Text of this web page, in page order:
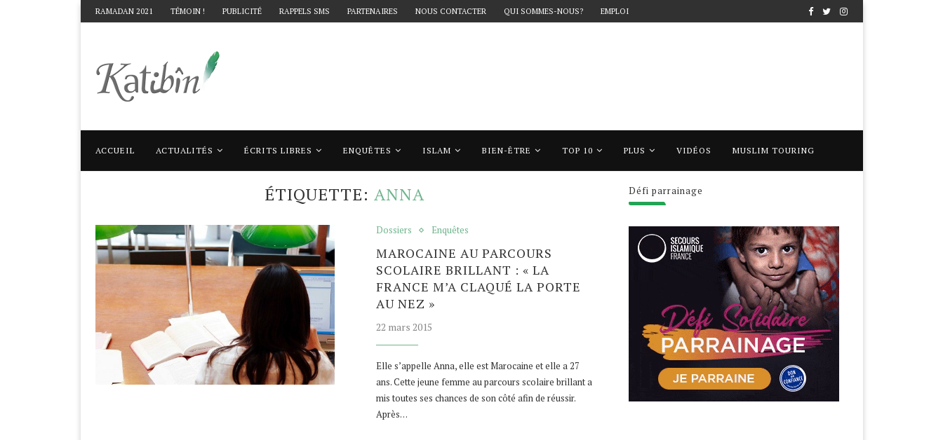
RAMADAN 2021 TÉMOIN ! PUBLICITÉ RAPPELS SMS PARTENAIRES NOUS CONTACTER QUI SOMMES-NOUS? EMPLOI
ACCUEIL ACTUALITÉS ÉCRITS LIBRES ENQUÊTES ISLAM BIEN-ÊTRE TOP 10 PLUS VIDÉOS MUSLIM TOURING
Accueil Mots clés Articles taggés avec "Anna"
ÉTIQUETTE:ANNA
Dossiers Enquêtes
MAROCAINE AU PARCOURS
SCOLAIRE BRILLANT : « LA
FRANCE M’A CLAQUÉ LA PORTE
AU NEZ »
22 mars 2015
Elle s’appelle Anna, elle est Marocaine et elle a 27
ans. Cette jeune femme au parcours scolaire brillant a
mis toutes ses chances de son côté afin de réussir.
Après…
Défi parrainage